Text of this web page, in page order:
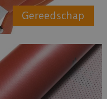
Gereedschap